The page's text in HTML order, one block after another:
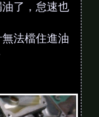
了，怠速也
法檔住進油